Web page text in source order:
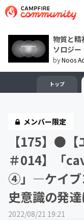
物質と
ソロジー
byNoos
トップ
メンバー限定
【175】●
＃014】「
④」―ケイブ
史意識の発
2022/08/21 19:21